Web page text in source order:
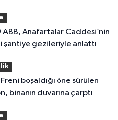
şantiye gezileriyle anlattı
binanın duvarına çarptı